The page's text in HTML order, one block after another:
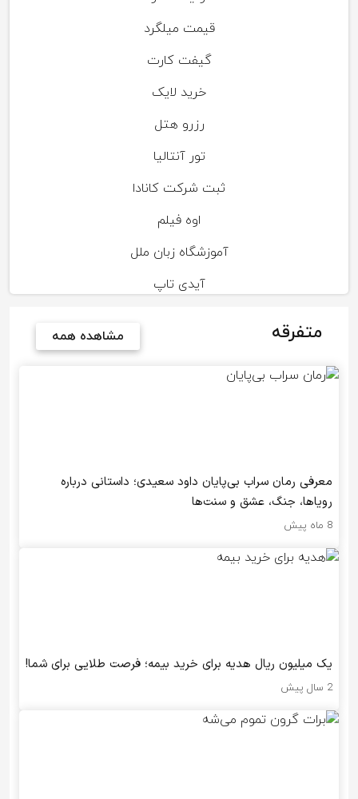
قیمت میلگرد
گیفت کارت
خرید لایک
رزرو هتل
تور آنتالیا
ثبت شرکت کانادا
اوه فیلم
آموزشگاه زبان ملل
آیدی تاپ
متفرقه مشاهده همه
معرفی رمان سراب بی‌پایان داود سعیدی؛ داستانی درباره
رویاها، جنگ، عشق و سنت‌ها
8 ماه پیش
یک میلیون ریال هدیه برای خرید بیمه؛ فرصت طلایی برای شما!
2 سال پیش